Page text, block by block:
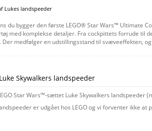
Lukes landspeeder
du bygger den første LEGO® Star Wars™ Ultimate
med komplekse detaljer. Fra cockpittets forrude til
Der medfølger en udstillingsstand til svæveeffekten,
er en vidunderlig gave til dig selv, en anden Star
Skywalkers landspeeder
Star Wars™-sættet Luke Skywalkers
er udgået hos LEGO og vi forventer ikke at